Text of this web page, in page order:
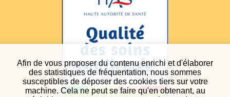
Afin de vous proposer du contenu enrichi et d'élaborer
des statistiques de fréquentation, nous sommes
susceptibles de déposer des cookies tiers sur votre
machine. Cela ne peut se faire qu'en obtenant, au